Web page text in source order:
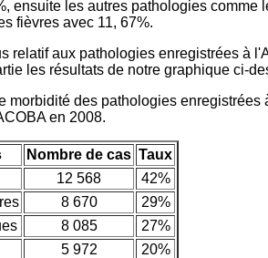
ensuite les autres pathologies comme
fièvres avec 11, 67%.
relatif aux pathologies enregistrées à
les résultats de notre graphique ci-
morbidité des pathologies enregistrées
en 2008.
Nombre de cas Taux
12 568
42%
8 670
29%
8 085
27%
5 972
20%